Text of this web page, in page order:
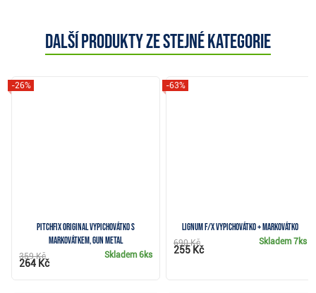
Další produkty ze stejné kategorie
Pitchfix Original vypichovátko s
markovátkem, gun metal
-26%
Skladem6ks
359 Kč
264 Kč
Lignum F/X vypichovátko + markovátko
-63%
Skladem7ks
690 Kč
255 Kč